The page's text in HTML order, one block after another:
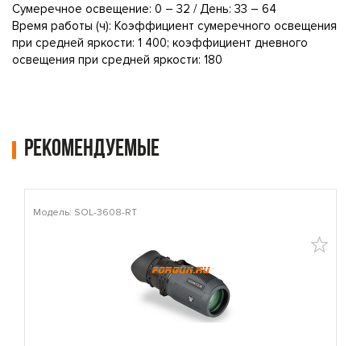
Сумеречное освещение: 0 – 32 / День: 33 – 64
Время работы (ч): Коэффициент сумеречного освещения
при средней яркости: 1 400; коэффициент дневного
освещения при средней яркости: 180
Рекомендуемые
Модель: SOL-3608-RT